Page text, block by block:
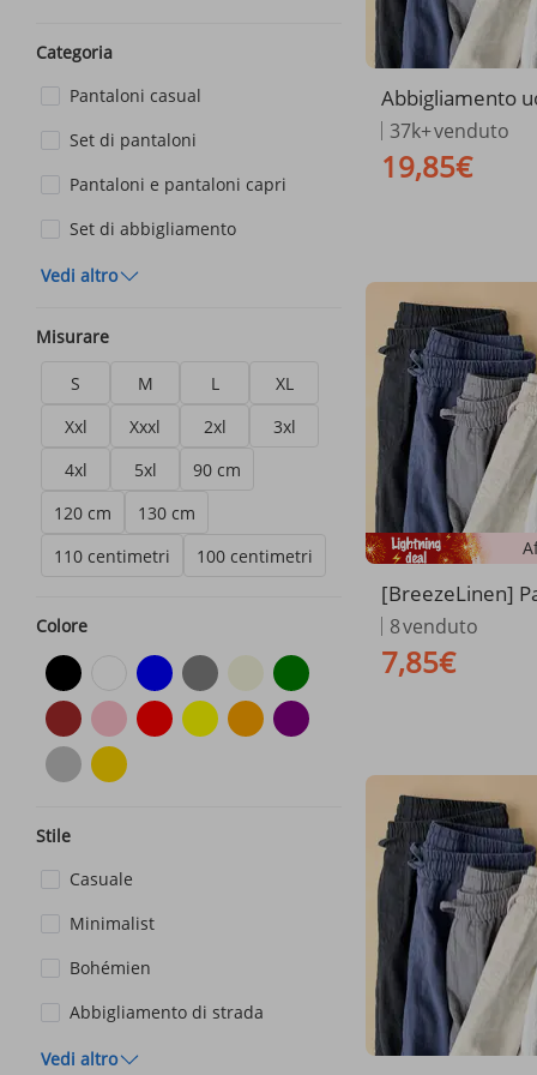
Categoria
Pantaloni casual
Set di pantaloni
Pantaloni e pantaloni capri
Set di abbigliamento
Vedi altro
Misurare
S M L
XL
Xxl
Xxxl 2xl
3xl
4xl
5xl
90 cm
120 cm
130 cm
110 centimetri
100 centimetri
Colore
Stile
Casuale
Minimalist
Bohémien
Abbigliamento di strada
Vedi altro
Abbigliamento
ezeLinen]
ba larga da
otone e lino |
37k+venduto
19,85€
[BreezeLinen]
gamba larga da
to cotone e lino |
à dritta e
8venduto
7,85€